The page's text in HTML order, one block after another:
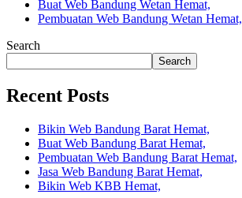
Buat Web Bandung Wetan Hemat,
Pembuatan Web Bandung Wetan Hemat,
Search
Search
Recent Posts
Bikin Web Bandung Barat Hemat,
Buat Web Bandung Barat Hemat,
Pembuatan Web Bandung Barat Hemat,
Jasa Web Bandung Barat Hemat,
Bikin Web KBB Hemat,